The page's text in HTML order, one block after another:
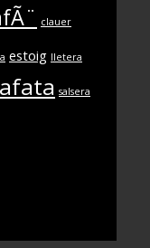
clauer
estoig lletera
salsera